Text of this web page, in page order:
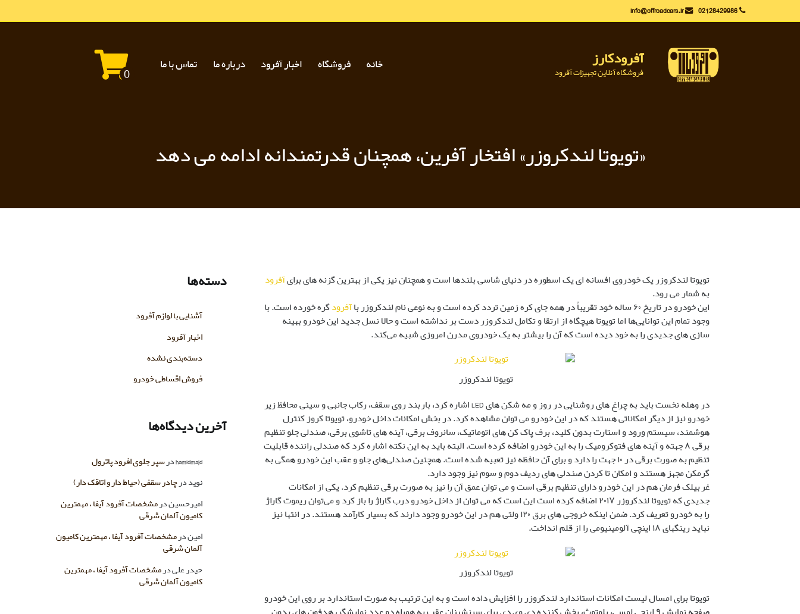
to
02128429986
info@offroadcars.ir
آفرودکارز
فروشگاه آنلاین تجهیزات آفرود
خانه فروشگاه اخبار آفرود درباره ما تماس با ما 0
«تویوتا لندکروزر» افتخار آفرین، همچنان قدرتمندانه ادامه می دهد
تویوتا لندکروزر یک خودروی افسانه ای یک اسطوره در دنیای شاسی بلندها است و همچنان نیز یکی از بهترین گزنه های برایآفرود
به شمار می رود.
این خودرو در تاریخ ۶۰ ساله خود تقریباً در همه جای کره زمین تردد کرده است و به نوعی نام لندکروزر با
آفرودگره خورده است. با
وجود تمام این توانایی‌ها اما تویوتا هیچگاه از ارتقا و تکامل لندکروزر دست بر نداشته است و حالا نسل جدید این خودرو بهینه
سازی های جدیدی را به خود دیده است که آن را بیشتر به یک خودروی مدرن امروزی شبیه می‌کند.
تویوتا لندکروزر
در وهله نخست باید به چراغ های روشنایی در روز و مه شکن های LED اشاره کرد، باربند روی سقف، رکاب جانبی و سینی محافظ زیر
خودرو نیز از دیگر امکاناتی هستند که در این خودرو می توان مشاهده کرد. در بخش امکانات داخل خودرو، تویوتا کروز کنترل
هوشمند، سیستم ورود و استارت بدون کلید، برف پاک کن های اتوماتیک، سانروف برقی، آینه های تاشوی برقی، صندلی جلو تنظیم
برقی ۸ جهته و آینه های فتوکرومیک را به این خودرو اضافه کرده است. البته باید به این نکته اشاره کرد که صندلی راننده قابلیت
تنظیم به صورت برقی در ۱۰ جهت را دارد و برای آن حافظه نیز تعبیه شده است. همچنین صندلی‌های جلو و عقب این خودرو همگی به
گرمکن مجهز هستند و امکان تا کردن صندلی های ردیف دوم و سوم نیز وجود دارد.
غربیلک فرمان هم در این خودرو دارای تنظیم برقی است و می توان عمق آن را نیز به صورت برقی تنظیم کرد. یکی از امکانات
جدیدی که تویوتا لندکروزر ۲۰۱۷ اضافه کرده است این است که می توان از داخل خودرو درب گاراژ را باز کرد و می‌توان ریموت گاراژ
را به خودرو تعریف کرد. ضمن اینکه خروجی های برق ۱۲۰ ولتی هم در این خودرو وجود دارند که بسیار کارآمد هستند. در انتها نیز
نباید رینگهای ۱۸ اینچی آلومینیومی را از قلم انداخت.
تویوتا لندکروزر
تویوتا برای امسال لیست امکانات استاندارد لندکروزر را افزایش داده است و به این ترتیب به صورت استاندارد بر روی این خودرو
دسته‌ها
آشنایی با لوازم آفرود
اخبار آفرود
دسته‌بندی نشده
فروش اقساطی خودرو
آخرین دیدگاه‌ها
hamidmajdدرسپر جلوی افرود پاترول
نویددرچادر سقفی (حیاط دار و اتاقک دار)
امیرحسیندرمشخصات آفرود آیفا ، مهمترین
کامیون آلمان شرقی
امیندرمشخصات آفرود آیفا ، مهمترین کامیون
آلمان شرقی
حیدر علیدر مشخصات آفرود آیفا ، مهمترین
کامیون آلمان شرقی